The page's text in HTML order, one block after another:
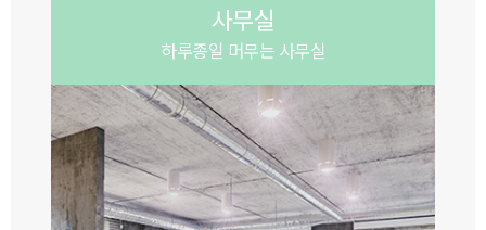
사무실
하루종일 머무는 사무실